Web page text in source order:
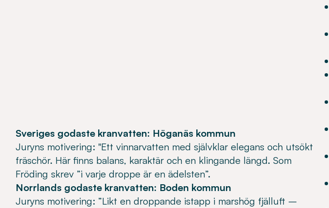
Sveriges godaste kranvatten: Höganäs kommun
Juryns motivering: "Ett vinnarvatten med självklar elegans och utsökt
fräschör. Här finns balans, karaktär och en klingande längd. Som
Fröding skrev ”i varje droppe är en ädelsten”.
Norrlands godaste kranvatten: Boden kommun
Juryns motivering: ”Likt en droppande istapp i marshög fjälluft –